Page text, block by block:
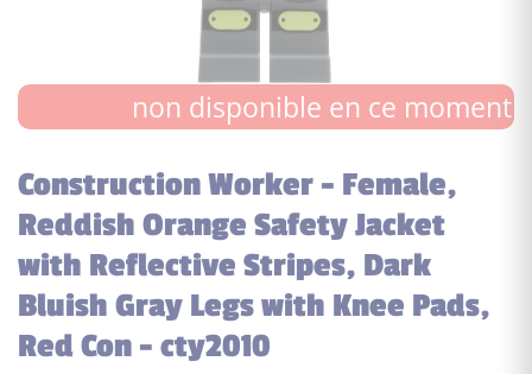
non disponible en ce moment
Construction Worker - Female,
Reddish Orange Safety Jacket
with Reflective Stripes, Dark
Bluish Gray Legs with Knee Pads,
Red Con - cty2010